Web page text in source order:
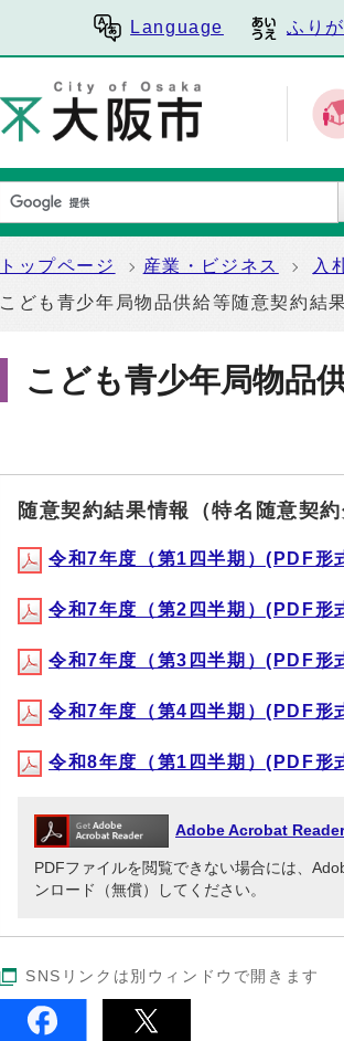
Language ふり
トップページ 産業・ビジネス 入
こども青少年局物品供給等随意契約結
こども青少年局物品
随意契約結果情報（特名随意契約
令和7年度（第1四半期）(PDF
令和7年度（第2四半期）(PDF
令和7年度（第3四半期）(PDF
令和7年度（第4四半期）(PDF
令和8年度（第1四半期）(PDF
Adobe Acrobat Reader
PDFファイルを閲覧できない場合には、
ンロード（無償）してください。
SNSリンクは別ウィンドウで開きます